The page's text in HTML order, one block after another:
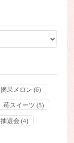
摘果メロン (6)
苺スイーツ (5)
抽選会 (4)